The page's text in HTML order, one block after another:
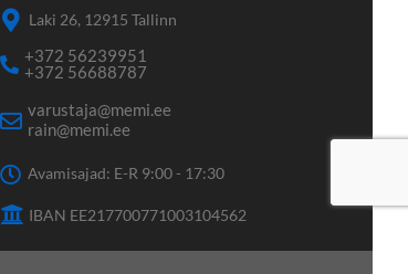
Laki 26, 12915 Tallinn
+372 56239951
+372 56688787
varustaja@memi.ee
rain@memi.ee
Avamisajad: E-R 9:00 - 17:30
IBAN EE217700771003104562